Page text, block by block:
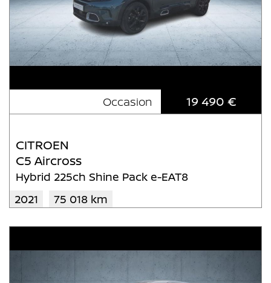
Occasion 19 490 €
CITROEN
C5 Aircross
Hybrid 225ch Shine Pack e-EAT8
2021
75 018 km